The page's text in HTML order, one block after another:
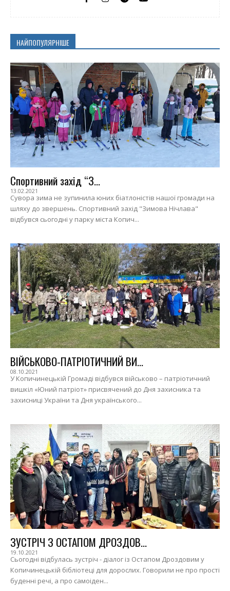
НАЙПОПУЛЯРНІШЕ
Спортивний захід “З...
13.02.2021
Сувора зима не зупинила юних біатлоністів нашої громади на
шляху до звершень. Спортивний захід "Зимова Нічлава"
відбувся сьогодні у парку міста Копич...
ВІЙСЬКОВО-ПАТРІОТИЧНИЙ ВИ...
08.10.2021
У Копичинецькій Громаді відбувся військово – патріотичний
вишкіл «Юний патріот» присвячений до Дня захисника та
захисниці України та Дня українського...
ЗУСТРІЧ З ОСТАПОМ ДРОЗДОВ...
19.10.2021
Сьогодні відбулась зустріч - діалог із Остапом Дроздовим у
Копичинецькій бібліотеці для дорослих. Говорили не про прості
буденні речі, а про самоіден...